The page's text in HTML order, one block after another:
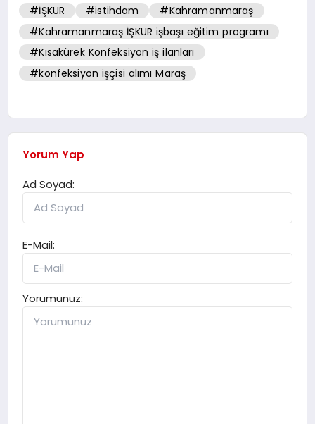
#İŞKUR #istihdam
#Kahramanmaraş
#Kahramanmaraş İŞKUR işbaşı eğitim programı
#Kısakürek Konfeksiyon iş ilanları
#konfeksiyon işçisi alımı Maraş
Yorum Yap
Ad Soyad:
E-Mail:
Yorumunuz: